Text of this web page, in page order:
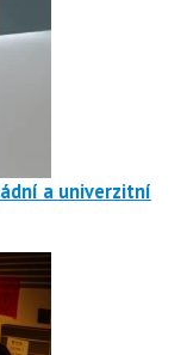
a univerzitní